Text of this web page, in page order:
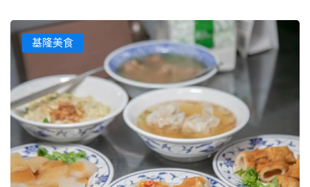
基隆美食